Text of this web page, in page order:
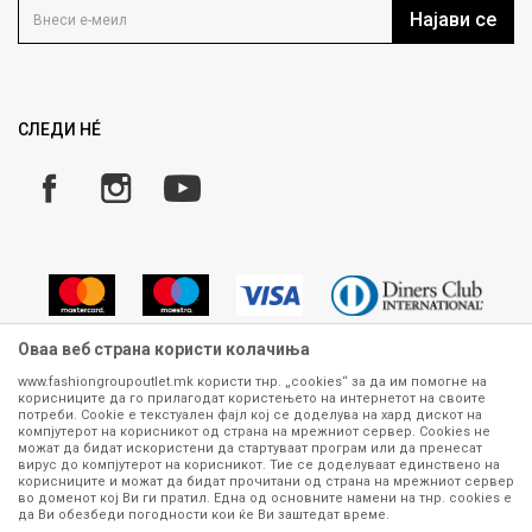
Кариера
Како да купите
Замена и рефундација на производи
Плаќање
Најави се
СЛЕДИ НÉ
Сите информации околу производите кои се изложени на нашата
онлајн продавница се стремиме да бидат конкретни, точни и прецизни,
меѓутоа не можеме да гарантираме дека се без ниту една грешка или
пак дека сите производи во моментот се достапни на залиха.
Фотографиите се најверодостојниот приказ на производот. Доколку
дојде до потреба за замена на производ или рефундација, процедурата
Оваа веб страна користи колачиња
www.fashiongroupoutlet.mk користи тнр. „cookies“ за да им помогне на
корисниците да го прилагодат користењето на интернетот на своите
потреби. Cookie е текстуален фајл кој се доделува на хард дискот на
компјутерот на корисникот од страна на мрежниот сервер. Cookies не
можат да бидат искористени да стартуваат програм или да пренесат
вирус до компјутерот на корисникот. Тие се доделуваат единствено на
корисниците и можат да бидат прочитани од страна на мрежниот сервер
во доменот кој Ви ги пратил. Една од основните намени на тнр. сookies е
да Ви обезбеди погодности кои ќе Ви заштедат време.